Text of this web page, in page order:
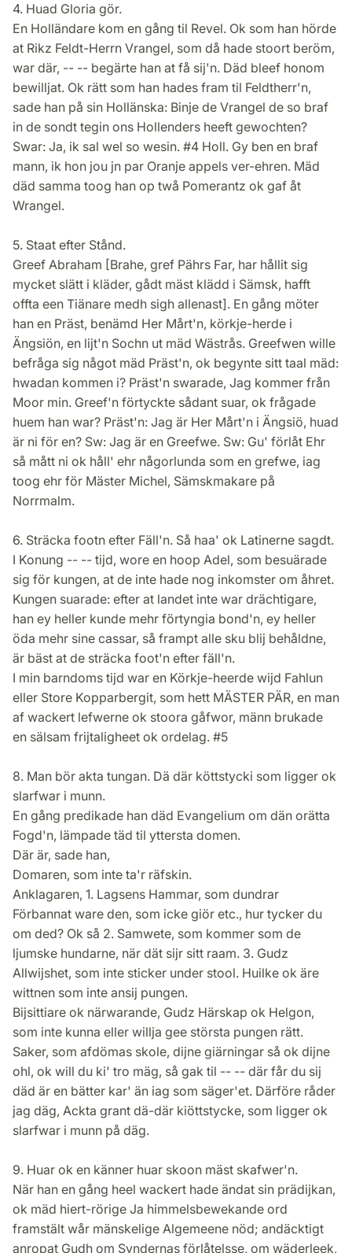
4. Huad Gloria gör.
En Holländare kom en gång til Revel. Ok som han hörde
at Rikz Feldt-Herrn Vrangel, som då hade stoort beröm,
war där, -- -- begärte han at få sij'n. Däd bleef honom
bewilljat. Ok rätt som han hades fram til Feldtherr'n,
sade han på sin Hollänska: Binje de Vrangel de so braf
in de sondt tegin ons Hollenders heeft gewochten?
Swar: Ja, ik sal wel so wesin. #4 Holl. Gy ben en braf
mann, ik hon jou jn par Oranje appels ver-ehren. Mäd
däd samma toog han op twå Pomerantz ok gaf åt
Wrangel.
5. Staat efter Stånd.
Greef Abraham [Brahe, gref Pährs Far, har hållit sig
mycket slätt i kläder, gådt mäst klädd i Sämsk, hafft
offta een Tiänare medh sigh allenast]. En gång möter
han en Präst, benämd Her Mårt'n, körkje-herde i
Ängsiön, en lijt'n Sochn ut mäd Wästrås. Greefwen wille
befråga sig något mäd Präst'n, ok begynte sitt taal mäd:
hwadan kommen i? Präst'n swarade, Jag kommer från
Moor min. Greef'n förtyckte sådant suar, ok frågade
huem han war? Präst'n: Jag är Her Mårt'n i Ängsiö, huad
är ni för en? Sw: Jag är en Greefwe. Sw: Gu' förlåt Ehr
så mått ni ok håll' ehr någorlunda som en grefwe, iag
toog ehr för Mäster Michel, Sämskmakare på
Norrmalm.
6. Sträcka footn efter Fäll'n. Så haa' ok Latinerne sagdt.
I Konung -- -- tijd, wore en hoop Adel, som besuärade
sig för kungen, at de inte hade nog inkomster om åhret.
Kungen suarade: efter at landet inte war drächtigare,
han ey heller kunde mehr förtyngia bond'n, ey heller
öda mehr sine cassar, så frampt alle sku blij behåldne,
är bäst at de sträcka foot'n efter fäll'n.
I min barndoms tijd war en Körkje-heerde wijd Fahlun
eller Store Kopparbergit, som hett MÄSTER PÄR, en man
af wackert lefwerne ok stoora gåfwor, männ brukade
en sälsam frijtaligheet ok ordelag. #5
8. Man bör akta tungan. Dä där köttstycki som ligger ok
slarfwar i munn.
En gång predikade han däd Evangelium om dän orätta
Fogd'n, lämpade täd til yttersta domen.
Där är, sade han,
Domaren, som inte ta'r räfskin.
Anklagaren, 1. Lagsens Hammar, som dundrar
Förbannat ware den, som icke giör etc., hur tycker du
om ded? Ok så 2. Samwete, som kommer som de
ljumske hundarne, när dät sijr sitt raam. 3. Gudz
Allwijshet, som inte sticker under stool. Huilke ok äre
wittnen som inte ansij pungen.
Bijsittiare ok närwarande, Gudz Härskap ok Helgon,
som inte kunna eller willja gee största pungen rätt.
Saker, som afdömas skole, dijne giärningar så ok dijne
ohl, ok will du ki' tro mäg, så gak til -- -- där får du sij
däd är en bätter kar' än iag som säger'et. Därföre råder
jag däg, Ackta grant dä-där kiöttstycke, som ligger ok
slarfwar i munn på däg.
9. Huar ok en känner huar skoon mäst skafwer'n.
När han en gång heel wackert hade ändat sin prädijkan,
ok mäd hiert-rörige Ja himmelsbewekande ord
framstält wår mänskelige Algemeene nöd; andäcktigt
anropat Gudh om Syndernas förlåtelsse, om wäderleek,